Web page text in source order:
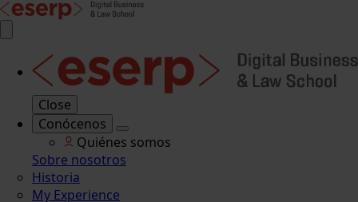
Close
Conócenos
Quiénes somos
Sobre nosotros
Historia
My Experience